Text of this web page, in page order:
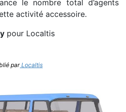
le nombre total d’agents
activité accessoire.
pour Localtis
par Localtis